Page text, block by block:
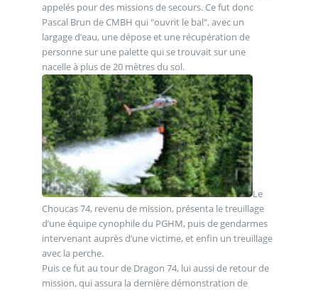
appelés pour des missions de secours. Ce fut donc
Pascal Brun de CMBH qui "ouvrit le bal", avec un
largage d’eau, une dépose et une récupération de
personne sur une palette qui se trouvait sur une
nacelle à plus de 20 mètres du sol.
Le
Choucas 74, revenu de mission, présenta le treuillage
d’une équipe cynophile du PGHM, puis de gendarmes
intervenant auprès d’une victime, et enfin un treuillage
avec la perche.
Puis ce fut au tour de Dragon 74, lui aussi de retour de
mission, qui assura la dernière démonstration de